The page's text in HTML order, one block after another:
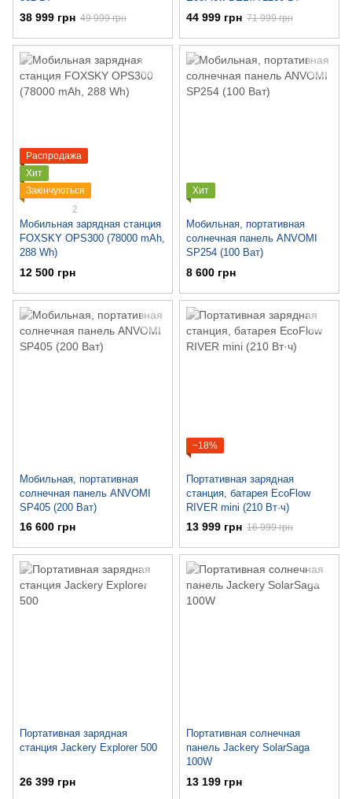
38 999 грн 49 999 грн 44 999 грн 71 999 грн
Распродажа
Хит
Закінчуються
2
Мобильная зарядная станция
FOXSKY OPS300 (78000 mAh,
288 Wh)
12 500 грн
Хит
Мобильная, портативная
солнечная панель ANVOMI
SP254 (100 Ват)
8 600 грн
Мобильная, портативная
солнечная панель ANVOMI
SP405 (200 Ват)
16 600 грн
−18%
Портативная зарядная
станция, батарея EcoFlow
RIVER mini (210 Вт·ч)
13 999 грн 16 999 грн
Портативная зарядная
станция Jackery Explorer 500
26 399 грн
Портативная солнечная
панель Jackery SolarSaga
100W
13 199 грн